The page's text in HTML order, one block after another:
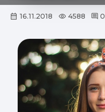
16.11.2018 4588 0